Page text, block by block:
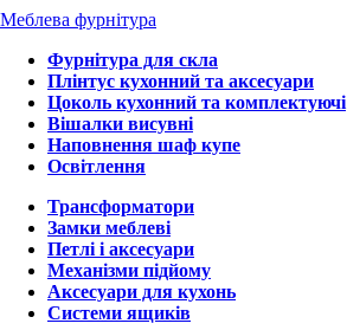
Меблева фурнітура
Фурнітура для скла
Плінтус кухонний та аксесуари
Цоколь кухонний та комплектуючі
Вішалки висувні
Наповнення шаф купе
Освітлення
Трансформатори
Замки меблеві
Петлі і аксесуари
Механізми підйому
Аксесуари для кухонь
Системи ящиків